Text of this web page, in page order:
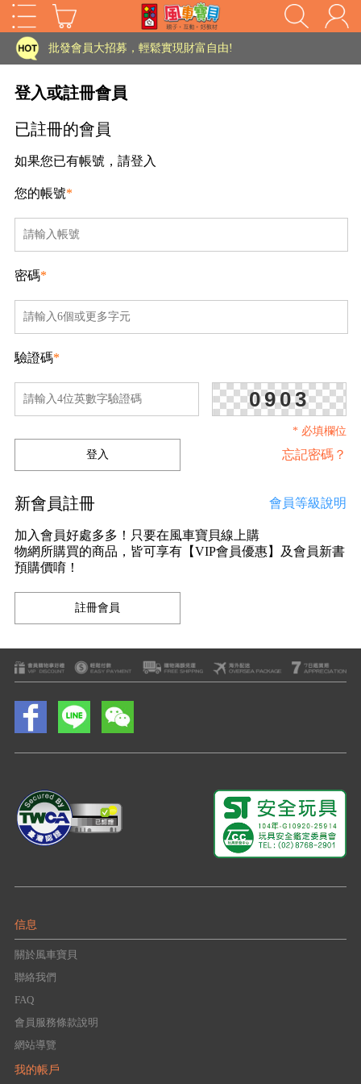
家長樂了!「風車書版集團暨FOOD超人企業總部」目前正興建中!
批發會員大招募，輕鬆實現財富自由!
登入或註冊會員
已註冊的會員
如果您已有帳號，請登入
您的帳號*
密碼*
驗證碼*
0903
* 必填欄位
忘記密碼？
新會員註冊 會員等級說明
加入會員好處多多！只要在風車寶貝線上購
物網所購買的商品，皆可享有【VIP會員優惠】及會員新書
預購價唷！
信息
關於風車寶貝
聯絡我們
FAQ
會員服務條款說明
網站導覽
我的帳戶